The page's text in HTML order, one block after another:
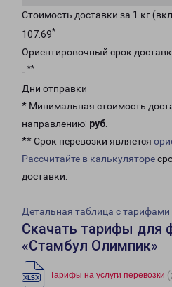
Стоимость доставки за 1 кг
107.69*
Ориентировочный срок
- **
Дни отправки
* Минимальная стоимость
направлению: руб.
** Срок перевозки является
Рассчитайте в калькуляторе
доставки.
Детальная таблица с
Скачать тарифы для
«Стамбул Олимпик»
Тарифы на услуги перевозки